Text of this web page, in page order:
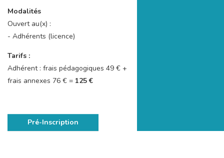
Modalités
Ouvert au(x) :
- Adhérents (licence)
Tarifs :
Adhérent : frais pédagogiques 49 € +
frais annexes 76 € = 125 €
Pré-Inscription